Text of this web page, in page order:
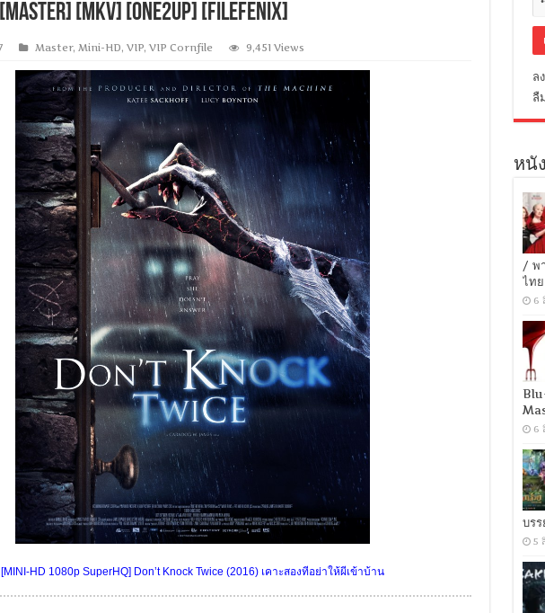
[MKV] [ONE2UP] [Filefenix]
Master, Mini-HD, VIP, VIP Cornfile 9,451 Views
[MINI-HD 1080p SuperHQ] Don’t Knock Twice (2016) เคาะสองทีอย่าให้ผีเข้าบ้าน
ล
ลื
หนั
/ พ
ไท
6
6
บร
5